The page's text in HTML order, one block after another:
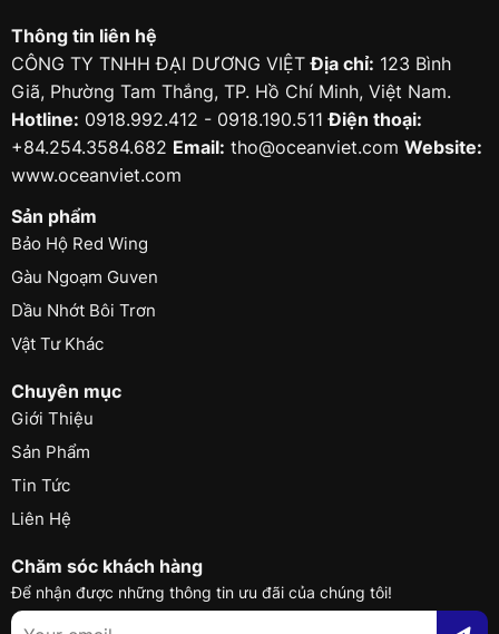
Thông tin liên hệ
CÔNG TY TNHH ĐẠI DƯƠNG VIỆTĐịa chỉ: 123 Bình
Giã, Phường Tam Thắng, TP. Hồ Chí Minh, Việt Nam.
Hotline: 0918.992.412 - 0918.190.511Điện thoại:
+84.254.3584.682 Email: tho@oceanviet.com Website:
www.oceanviet.com
Sản phẩm
Bảo Hộ Red Wing
Gàu Ngoạm Guven
Dầu Nhớt Bôi Trơn
Vật Tư Khác
Chuyên mục
Giới Thiệu
Sản Phẩm
Tin Tức
Liên Hệ
Chăm sóc khách hàng
Để nhận được những thông tin ưu đãi của chúng tôi!